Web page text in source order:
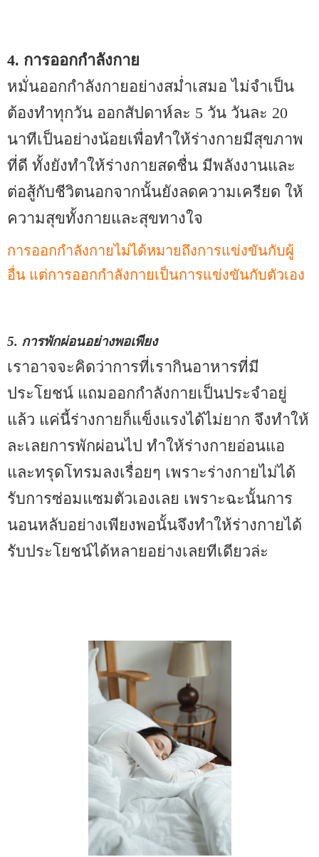
4. การออกกำลังกาย
หมั่นออกกำลังกายอย่างสม่ำเสมอ ไม่จำเป็น
ต้องทำทุกวัน ออกสัปดาห์ละ 5 วัน วันละ 20
นาทีเป็นอย่างน้อยเพื่อทำให้ร่างกายมีสุขภาพ
ที่ดี ทั้งยังทำให้ร่างกายสดชื่น มีพลังงานและ
ต่อสู้กับชีวิตนอกจากนั้นยังลดความเครียด ให้
ความสุขทั้งกายและสุขทางใจ
การออกกำลังกายไม่ได้หมายถึงการแข่งขันกับผู้
อื่น แต่การออกกำลังกายเป็นการแข่งขันกับตัวเอง
5. การพักผ่อนอย่างพอเพียง
เราอาจจะคิดว่าการที่เรากินอาหารที่มี
ประโยชน์ แถมออกกำลังกายเป็นประจำอยู่
แล้ว แค่นี้ร่างกายก็แข็งแรงได้ไม่ยาก จึงทำให้
ละเลยการพักผ่อนไป ทำให้ร่างกายอ่อนแอ
และทรุดโทรมลงเรื่อยๆ เพราะร่างกายไม่ได้
รับการซ่อมแซมตัวเองเลย เพราะฉะนั้นการ
นอนหลับอย่างเพียงพอนั้นจึงทำให้ร่างกายได้
รับประโยชน์ได้หลายอย่างเลยทีเดียวล่ะ